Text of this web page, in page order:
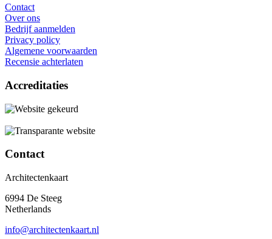
Contact
Over ons
Bedrijf aanmelden
Privacy policy
Algemene voorwaarden
Recensie achterlaten
Accreditaties
Contact
Architectenkaart
6994 De Steeg
Netherlands
info@architectenkaart.nl